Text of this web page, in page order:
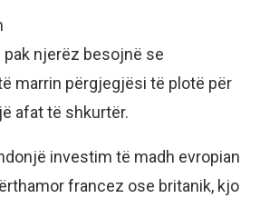
njerëz besojnë se
marrin përgjegjësi të plotë për
afat të shkurtër.
investim të madh evropian
francez ose britanik, kjo